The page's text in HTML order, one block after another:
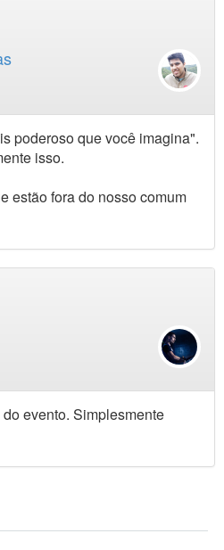
poderoso que você imagina".
isso.
estão fora do nosso comum
evento. Simplesmente